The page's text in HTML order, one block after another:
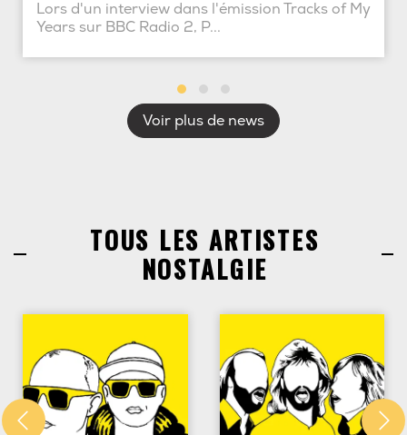
Lors d'un interview dans l'émission Tracks of My
Years sur BBC Radio 2, P...
Voir plus de news
TOUS LES ARTISTES
NOSTALGIE